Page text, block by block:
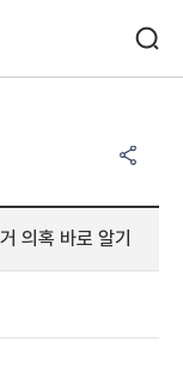
의혹 바로 알기